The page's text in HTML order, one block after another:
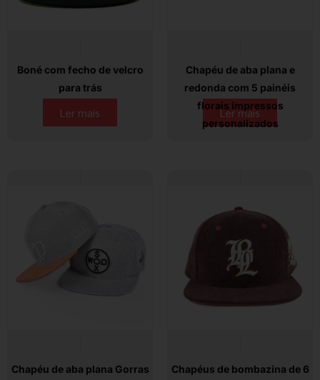
Boné com fecho de velcro
para trás
Ler mais
Chapéu de aba plana e
redonda com 5 painéis
florais impressos
personalizados
Ler mais
Chapéu de aba plana Gorras
Chapéus de bombazina de 6